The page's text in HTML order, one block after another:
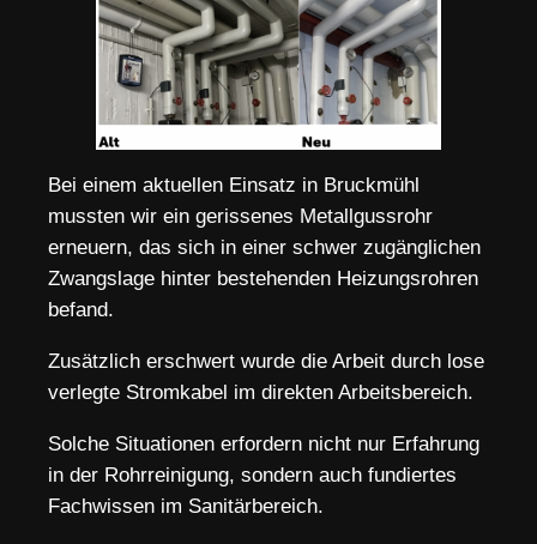
Bei einem aktuellen Einsatz in Bruckmühl
mussten wir ein gerissenes Metallgussrohr
erneuern, das sich in einer schwer zugänglichen
Zwangslage hinter bestehenden Heizungsrohren
befand.
Zusätzlich erschwert wurde die Arbeit durch lose
verlegte Stromkabel im direkten Arbeitsbereich.
Solche Situationen erfordern nicht nur Erfahrung
in der Rohrreinigung, sondern auch fundiertes
Fachwissen im Sanitärbereich.